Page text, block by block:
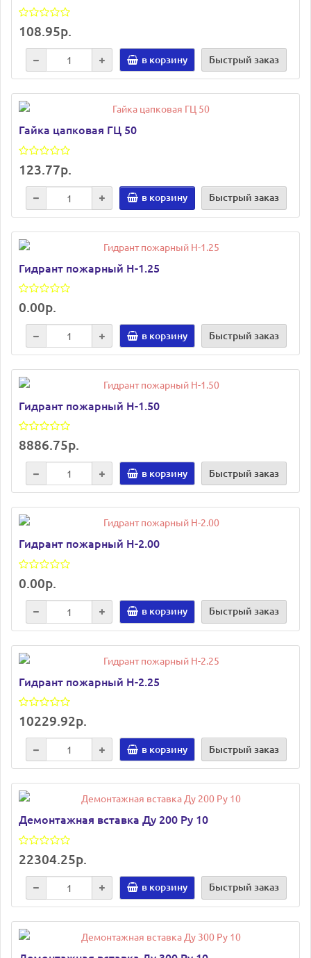
108.95р.
в корзину Быстрый заказ
Гайка цапковая ГЦ 50
123.77р.
в корзину Быстрый заказ
Гидрант пожарный Н-1.25
0.00р.
в корзину Быстрый заказ
Гидрант пожарный Н-1.50
8886.75р.
в корзину Быстрый заказ
Гидрант пожарный Н-2.00
0.00р.
в корзину Быстрый заказ
Гидрант пожарный Н-2.25
10229.92р.
в корзину Быстрый заказ
Демонтажная вставка Ду 200 Ру 10
22304.25р.
в корзину Быстрый заказ